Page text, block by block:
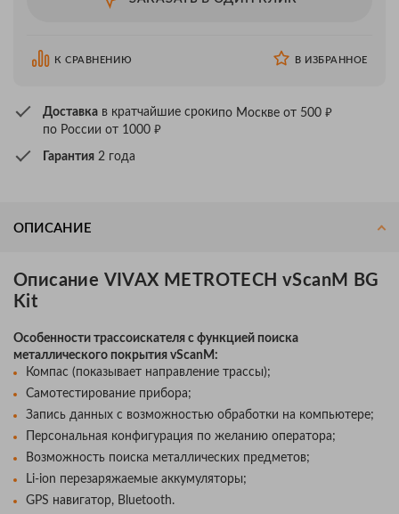
К СРАВНЕНИЮ В ИЗБРАННОЕ
Доставка в кратчайшие срокипо Москве от 500 ₽
по России от 1000 ₽
Гарантия 2 года
ОПИСАНИЕ
Описание VIVAX METROTECH vScanM BG
Kit
Особенности трассоискателя с функцией поиска
металлического покрытия vScanM:
Компас (показывает направление трассы);
Самотестирование прибора;
Запись данных с возможностью обработки на компьютере;
Персональная конфигурация по желанию оператора;
Возможность поиска металлических предметов;
Li-ion перезаряжаемые аккумуляторы;
GPS навигатор, Bluetooth.